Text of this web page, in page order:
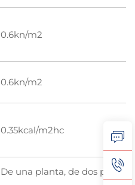
0.6kn/m2
0.6kn/m2
0.35kcal/m2hc
De una planta, de dos